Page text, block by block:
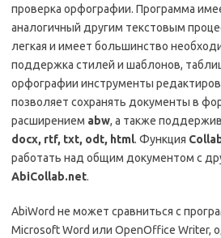
проверка орфографии. Программа
аналогичный другим текстовым
легкая и имеет большинство
поддержка стилей и шаблонов,
орфографии инструменты
позволяет сохранять документы в
расширением abw, а также
docx, rtf, txt, odt, html. Функция
работать над общим документом с
AbiCollab.net.
AbiWord не может сравниться с
Microsoft Word или OpenOffice Writer,